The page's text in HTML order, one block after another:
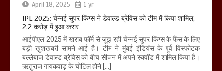
April 18, 2025 1 yr
IPL 2025: चेन्नई सुपर किंग्स ने डेवाल्ड ब्रेविस को टीम में किया शामिल,
2.2 करोड़ में हुआ करार
आईपीएल 2025 में खराब फॉर्म से जूझ रही चेन्नई सुपर किंग्स के फैंस के लिए
बड़ी खुशखबरी सामने आई है। टीम ने मुंबई इंडियंस के पूर्व विस्फोटक
बल्लेबाज डेवाल्ड ब्रेविस को बीच सीजन में अपने स्क्वॉड में शामिल किया है।
ऋतुराज गायकवाड़ के चोटिल होने […]